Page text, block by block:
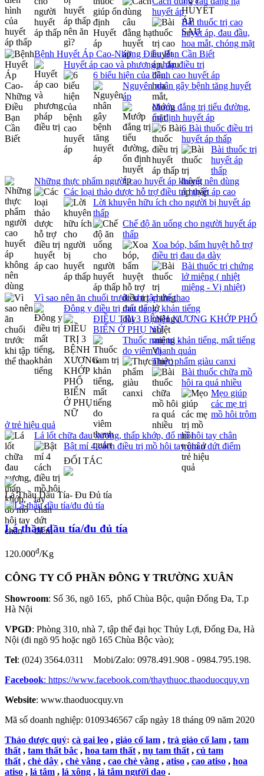
huyết áp
Bài thuốc trị cao
huyết áp, đau đầu,
hoa mắt, chóng mặt
Bệnh Huyết Áp Cao-Những Điều Bạn Cần Biết
Huyết áp cao và phương pháp điều trị
6 biểu hiện của bệnh cao huyết áp
Nguyên nhân gây bệnh tăng huyết
áp
Mướp đắng trị tiểu đường,
ổn định huyết áp
6 Bài thuốc điều trị
huyết áp thấp
Bài thuốc trị
huyết áp
thấp
Những thực phẩm người cao huyết áp không nên dùng
Các loại thảo dược hỗ trợ điều trị huyết áp cao
Lời khuyên hữu ích cho người bị huyết áp
thấp
Chế độ ăn uống cho người huyết áp
thấp
Xoa bóp, bấm huyệt hỗ trợ
điều trị đau dạ dày
Bài thuốc trị chứng
lở miệng ( nhiệt
miệng - Vị nhiệt)
Vì sao nên ăn chuối trước khi tập thể thao
Đông y điều trị mất tiếng, khản tiếng
ĐIỀU TRỊ 3 BỆNH XƯƠNG KHỚP PHỔ
BIẾN Ở PHỤ NỮ
Thuốc nam trị khản tiếng, mất tiếng
do viêm thanh quản
Thực phẩm giàu canxi
Bài thuốc chữa mồ
hôi ra quá nhiều
Mẹo giúp
các mẹ trị
mồ hôi trộm
ở trẻ hiệu quả
Lá lốt chữa đau xương, thấp khớp, đổ mồ hôi tay chân
Bật mí 4 cách điều trị mồ hôi tay chân dứt điểm
ĐỐI TÁC
Lá Thầu Dầu Tía- Đu Đủ tía
Lá thầu dầu tía/đu đủ tía
120.000đ/Kg
CÔNG TY CỔ PHẦN ĐÔNG Y TRƯỜNG XUÂN
Showroom: Số 36, ngõ 165, phố Chùa Bộc, quận Đống Đa, T.p
Hà Nội
VPGD: Phòng 310, nhà 7, tập thể đại học Thủy Lợi, Đống Đa, Hà
Nội (đi ngõ 95 hoặc ngõ 165 Chùa Bộc vào);
Tel: (024) 3564.0311 Mobi/Zalo: 0978.491.908 - 0984.795.198.
Facebook: https://www.facebook.com/thaythuoc.thaoduocquy.vn
Website: www.thaoduocquy.vn
Mã số doanh nghiệp: 0109346567 cấp ngày 18 tháng 09 năm 2020
Thảo dược quý: cà gai leo , giảo cổ lam , trà giảo cổ lam , tam
thất , tam thất bắc , hoa tam thất , nụ tam thất , củ tam
thất , chè dây , chè vằng , cao chè vằng , atiso , cao atiso , hoa
atiso , lá tắm , lá xông , lá tắm người dao .